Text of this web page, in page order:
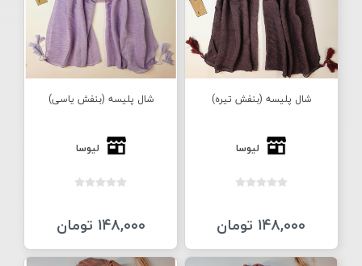
شال پلیسه (بنفش تیره)
لیوسا
148,000 تومان
شال پلیسه (بنفش یاسی)
لیوسا
148,000 تومان